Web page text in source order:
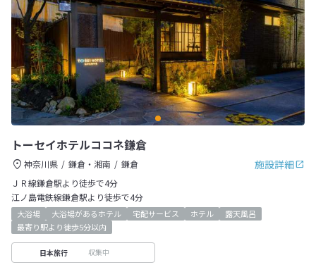
トーセイホテルココネ鎌倉
施設詳細
神奈川県 鎌倉・湘南
鎌倉
ＪＲ線鎌倉駅より徒歩で4分
江ノ島電鉄線鎌倉駅より徒歩で4分
大浴場 大浴場があるホテル 宅配サービス ホテル
露天風呂
最寄り駅より徒歩5分以内
日本旅行 収集中